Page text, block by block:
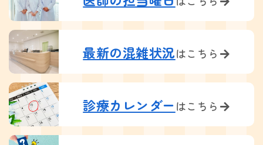
最新の混雑状況はこちら
診療カレンダーはこちら